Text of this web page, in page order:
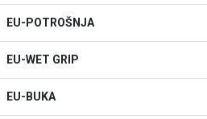
EU-POTROŠNJA
EU-WET GRIP
EU-BUKA